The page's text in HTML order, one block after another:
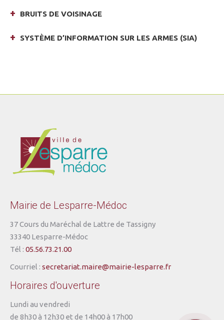
BRUITS DE VOISINAGE
SYSTÈME D’INFORMATION SUR LES ARMES (SIA)
Mairie de Lesparre-Médoc
37 Cours du Maréchal de Lattre de Tassigny
33340 Lesparre-Médoc
Tél : 05.56.73.21.00
Courriel : secretariat.maire@mairie-lesparre.fr
Horaires d'ouverture
Lundi au vendredi
de 8h30 à 12h30 et de 14h00 à 17h00